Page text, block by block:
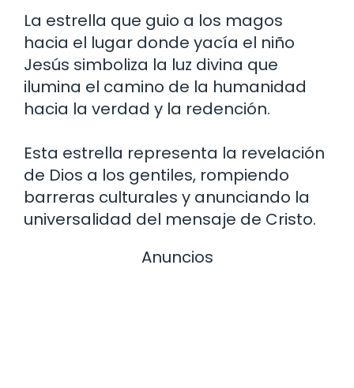
La estrella que guio a los magos
hacia el lugar donde yacía el niño
Jesús simboliza la luz divina que
ilumina el camino de la humanidad
hacia la verdad y la redención.
Esta estrella representa la revelación
de Dios a los gentiles, rompiendo
barreras culturales y anunciando la
universalidad del mensaje de Cristo.
Anuncios